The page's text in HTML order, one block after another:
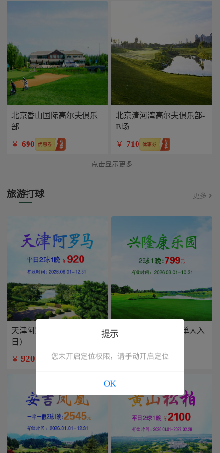
北京香山国际高尔夫俱乐
部
￥ 690
北京清河湾高尔夫俱乐部-
B场
￥ 710
点击显示更多
旅游打球 更多
天津阿罗马2球1晚（平
日）
￥ 920
兴隆康乐园2球1晚(单人入
￥799 /人
提示
您未开启定位权限，请手动开启定位
OK